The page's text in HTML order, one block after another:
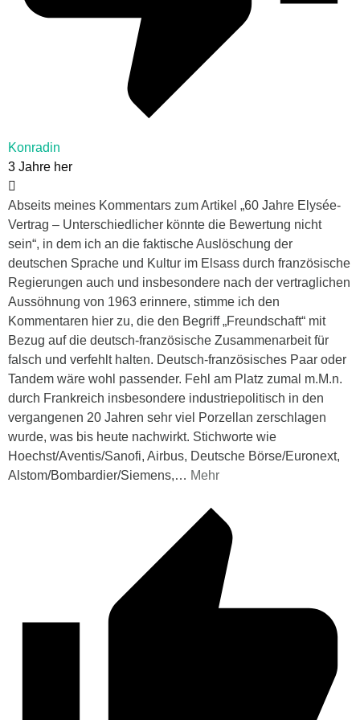
Konradin
3 Jahre her
Abseits meines Kommentars zum Artikel „60 Jahre Elysée-
Vertrag – Unterschiedlicher könnte die Bewertung nicht
sein“, in dem ich an die faktische Auslöschung der
deutschen Sprache und Kultur im Elsass durch französische
Regierungen auch und insbesondere nach der vertraglichen
Aussöhnung von 1963 erinnere, stimme ich den
Kommentaren hier zu, die den Begriff „Freundschaft“ mit
Bezug auf die deutsch-französische Zusammenarbeit für
falsch und verfehlt halten. Deutsch-französisches Paar oder
Tandem wäre wohl passender. Fehl am Platz zumal m.M.n.
durch Frankreich insbesondere industriepolitisch in den
vergangenen 20 Jahren sehr viel Porzellan zerschlagen
wurde, was bis heute nachwirkt. Stichworte wie
Hoechst/Aventis/Sanofi, Airbus, Deutsche Börse/Euronext,
Alstom/Bombardier/Siemens,… Mehr